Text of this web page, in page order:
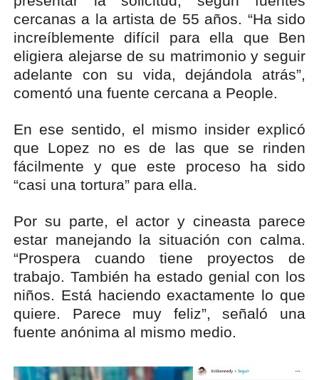
cercanas a la artista de 55 años. “Ha sido
increíblemente difícil para ella que Ben
eligiera alejarse de su matrimonio y seguir
adelante con su vida, dejándola atrás”,
comentó una fuente cercana a People.
En ese sentido, el mismo insider explicó
que Lopez no es de las que se rinden
fácilmente y que este proceso ha sido
“casi una tortura” para ella.
Por su parte, el actor y cineasta parece
estar manejando la situación con calma.
“Prospera cuando tiene proyectos de
trabajo. También ha estado genial con los
niños. Está haciendo exactamente lo que
quiere. Parece muy feliz”, señaló una
fuente anónima al mismo medio.